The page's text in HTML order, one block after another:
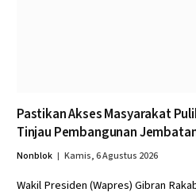
Pastikan Akses Masyarakat
Tinjau Pembangunan
Nonblok Kamis, 6 Agustus 2026
Wakil Presiden (Wapres) Gibran